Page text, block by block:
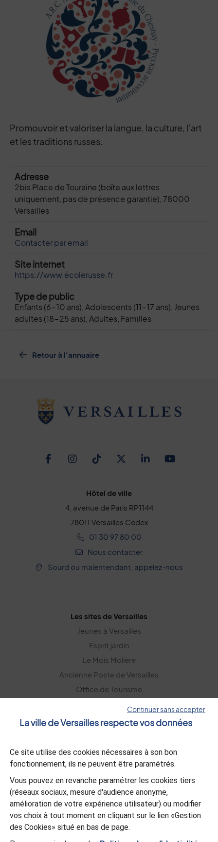
Promouvoir et valoriser la langue, la culture, l’art
et les traditions russes.
Adresse
2bis Place de Touraine (boîte aux lettres
uniquement, pas de présence garantie), 78000
Versailles
Email
Contacter par email
Site internet
https://www.écolerusse.fr
Type de public
Enfants (6-10 ans), Adolescents (11-17 ans), Jeunes
adultes (18-25 ans), Adultes, Familles
Retour à l'annuaire
Facebook
Instagram
TikTokTwitter
Linkedin
Hôtel de ville
4, avenue de Paris RP1144
78011 Versailles Cedex
01 30 97 80 00
Nous contacter
Sourd ou malentendant, appelez-nous
Les sites de Versailles
Jeunes à Versailles
Esprit jardin
Le Mois Molière
Ancienne Poste de Versailles
Office de Tourisme
S’abonner
L’appli Versailles
Télécharger
Continuer sans accepter
La ville de Versailles respecte vos données
Ce site utilise des cookies nécessaires à son bon
fonctionnement, ils ne peuvent être paramétrés.
Vous pouvez en revanche paramétrer les cookies tiers
(réseaux sociaux, mesure d'audience anonyme,
amélioration de votre expérience utilisateur) ou modifier
vos choix à tout moment en cliquant sur le lien «Gestion
des Cookies» situé en bas de page.